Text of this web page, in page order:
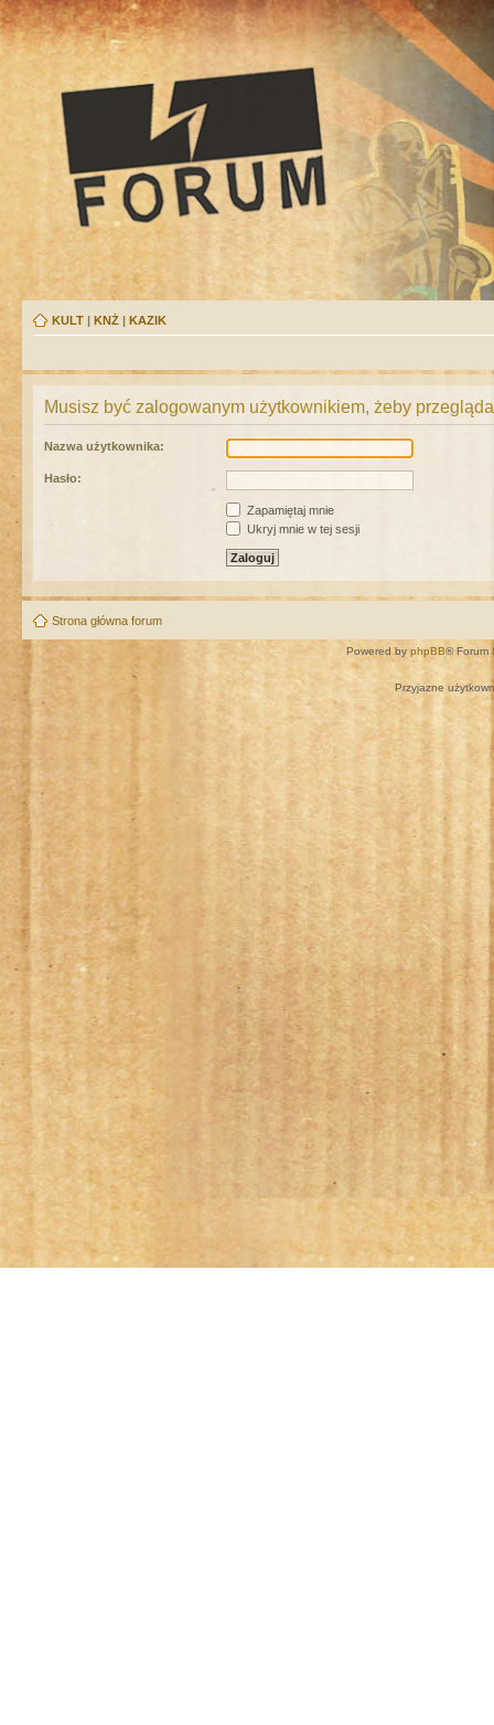
KULT | KNŻ | KAZIK
Musisz być zalogowanym użytkownikiem, żeby
Nazwa użytkownika:
Hasło:
Zapamiętaj mnie
Ukryj mnie w tej sesji
Strona główna forum
Powered by phpBB® Forum
Przyjazne